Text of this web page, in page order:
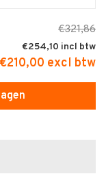
€321,86
€254,10
€210,00 excl btw